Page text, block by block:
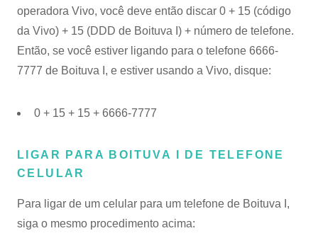
operadora Vivo, você deve então discar 0 + 15 (código
da Vivo) + 15 (DDD de Boituva I) + número de telefone.
Então, se você estiver ligando para o telefone 6666-
7777 de Boituva I, e estiver usando a Vivo, disque:
0 + 15 + 15 + 6666-7777
LIGAR PARA BOITUVA I DE TELEFONE
CELULAR
Para ligar de um celular para um telefone de Boituva I,
siga o mesmo procedimento acima: